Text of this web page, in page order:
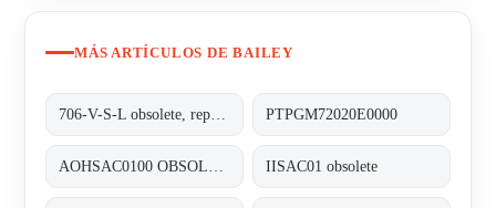
MÁS ARTÍCULOS DE BAILEY
PTPGM72020E0000
IISAC01 obsolete